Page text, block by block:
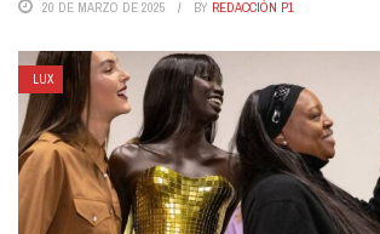
20 DE MARZO DE 2025 BY REDACCIÓN P1
LUX